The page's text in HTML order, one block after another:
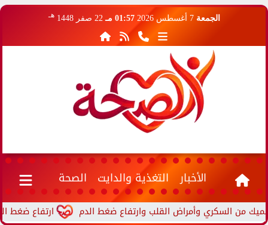
الجمعة 7 أغسطس 2026 01:57 مـ 22 صفر 1448 هـ
الأخبار التغذية والدايت الصحة
ارتفاع ضغط الدم